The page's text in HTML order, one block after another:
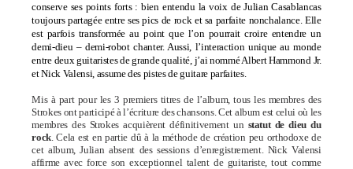
conserve ses points forts : bien entendu la voix de Julian Casablancas
toujours partagée entre ses pics de rock et sa parfaite nonchalance. Elle
est parfois transformée au point que l’on pourrait croire entendre un
demi-dieu – demi-robot chanter. Aussi, l’interaction unique au monde
entre deux guitaristes de grande qualité, j’ai nommé Albert Hammond Jr.
et Nick Valensi, assume des pistes de guitare parfaites.
Mis à part pour les 3 premiers titres de l’album, tous les membres des
Strokes ont participé à l’écriture des chansons. Cet album est celui où les
membres des Strokes acquièrent définitivement un statut de dieu du
rock. Cela est en partie dûà la méthode de création peu orthodoxe de
cet album, Julian absent des sessions d’enregistrement. Nick Valensi
affirme avec force son exceptionnel talent de guitariste, tout comme